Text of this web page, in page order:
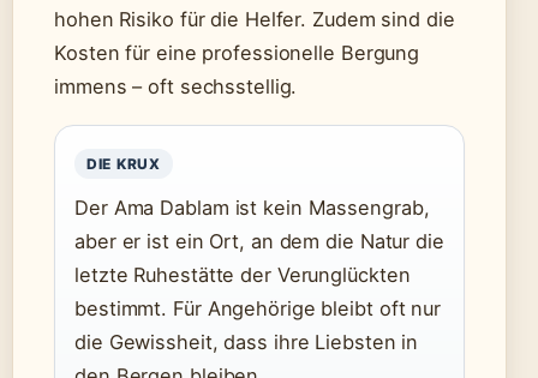
hohen Risiko für die Helfer. Zudem sind die
Kosten für eine professionelle Bergung
immens – oft sechsstellig.
DIE KRUX
Der Ama Dablam ist kein Massengrab,
aber er ist ein Ort, an dem die Natur die
letzte Ruhestätte der Verunglückten
bestimmt. Für Angehörige bleibt oft nur
die Gewissheit, dass ihre Liebsten in